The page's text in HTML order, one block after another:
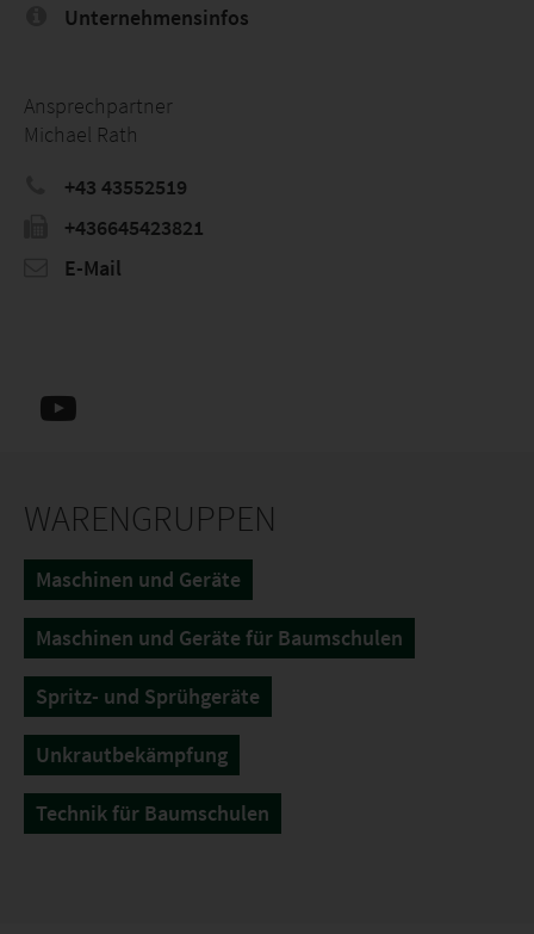
Unternehmensinfos
Ansprechpartner
Michael Rath
+43 43552519
+436645423821
E-Mail
WARENGRUPPEN
Maschinen und Geräte
Maschinen und Geräte für Baumschulen
Spritz- und Sprühgeräte
Unkrautbekämpfung
Technik für Baumschulen